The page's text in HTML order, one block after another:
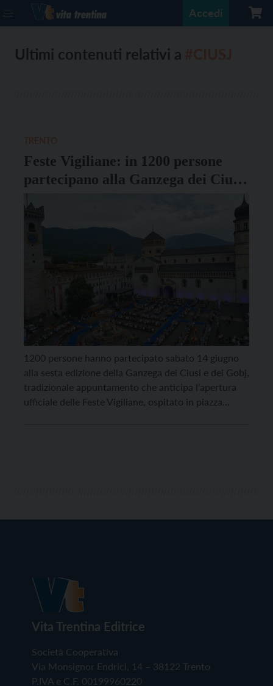
Accedi
Ultimi contenuti relativi a
Feste Vigiliane: in 1200 persone
partecipano alla Ganzega dei Ciusi
e dei Gobj
1200 persone hanno partecipato sabato 14 giugno
alla sesta edizione della Ganzega dei Ciusi e dei Gobj,
tradizionale appuntamento che anticipa l’apertura
ufficiale delle Feste Vigiliane, ospitato in piazza
Vita Trentina Editrice
Società Cooperativa
Via Monsignor Endrici, 14 – 38122 Trento
P.IVA e C.F. 00199960220